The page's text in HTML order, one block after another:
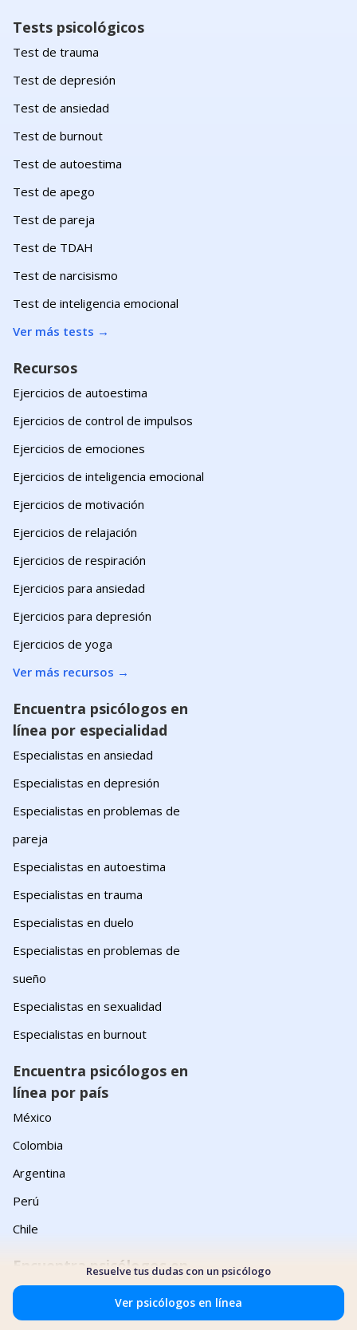
Resuelve tus dudas con un psicólogo
Ver psicólogos en línea
Tests psicológicos
Test de trauma
Test de depresión
Test de ansiedad
Test de burnout
Test de autoestima
Test de apego
Test de pareja
Test de TDAH
Test de narcisismo
Test de inteligencia emocional
Ver más tests →
Recursos
Ejercicios de autoestima
Ejercicios de control de impulsos
Ejercicios de emociones
Ejercicios de inteligencia emocional
Ejercicios de motivación
Ejercicios de relajación
Ejercicios de respiración
Ejercicios para ansiedad
Ejercicios para depresión
Ejercicios de yoga
Ver más recursos →
Encuentra psicólogos en
línea por especialidad
Especialistas en ansiedad
Especialistas en depresión
Especialistas en problemas de
pareja
Especialistas en autoestima
Especialistas en trauma
Especialistas en duelo
Especialistas en problemas de
sueño
Especialistas en sexualidad
Especialistas en burnout
Encuentra psicólogos en
línea por país
México
Colombia
Argentina
Perú
Chile
Encuentra psicólogos en
línea por enfoque
Terapia cognitivo conductual